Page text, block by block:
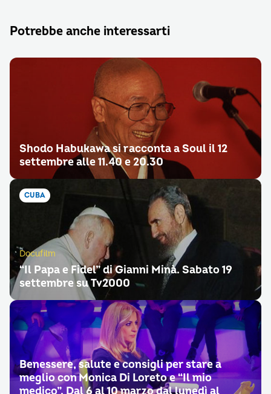
Potrebbe anche interessarti
Shodo Habukawa si racconta a Soul il 12
settembre alle 11.40 e 20.30
CUBA
Docufilm
“Il Papa e Fidel” di Gianni Minà. Sabato 19
settembre su Tv2000
Benessere, salute e consigli per stare a
meglio con Monica Di Loreto e “Il mio